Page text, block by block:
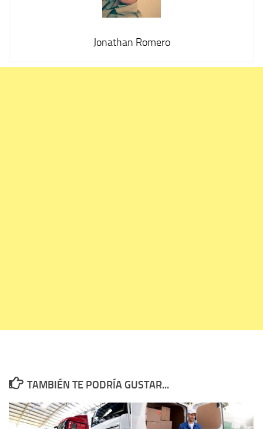
Jonathan Romero
TAMBIÉN TE PODRÍA GUSTAR...